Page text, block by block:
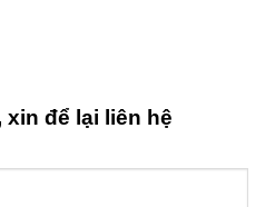
để lại liên hệ